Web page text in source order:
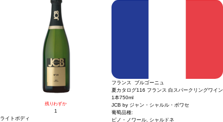
ご選択ください。 もし最短日を選択された場合は、指定
ェ・デ・ドゥモワゼル (2018)
リング 92ポイント、ワイン・アドヴォケイト 90-92ポ
ス・アワード ゴールド！
リンデ
ンと熟したレモンの繊細なアロマを示し、カシスの芽とグ
リーンカラントの含みが支える。エアレーションすると洋
ナシ、バニラ、甘いスパイスの濃いブーケが広がる。石灰
岩質のテロワールを完璧に表現している味わいは、素晴ら
しくバランスが取れている。アタックはまっすぐで、程よ
ください。 もし最短日を選択された場合は、指定日翌日の配送となります。ご了承
ください。 ・下記ワインが1本含まれています。
シャトー・オスタンス・ピカン キュヴェ・デ・ドゥモワゼル (201
ジェームス・サックリング 92ポイント、ワイン・アドヴォケイト 90-
92ポイント、ヴィノス 90ポイント、ウィメンズ・ワイン&スピリッツ・アワー
ド ダブルゴールド、ソムリエ・チョイス・アワード ゴールド！
リンデンと熟したレモンの繊細なアロマを示し、カシスの芽とグリーンカラ
ントの含みが支える。エアレーションすると洋ナシ、バニラ、甘いスパイスの濃い
ブーケが広がる。石灰岩質のテロワールを完璧に表現している味わいは、素晴らし
くバランスが取れている。アタックはまっすぐで、程よい酸味を感じ、澱といっし
ょの熟成によりテクスチャーは柔らかく、完璧な調和を与えている。石灰岩の台地
と火打石でできた粘土質土壌の典型的な塩味の後味は、10年は熟成する高いポテン
合う料理
仔牛の白身肉、ホタテ貝や魚料理、チーズなどと好相性
葡萄品種 セミヨン、ソーヴィニヨン・ブラン、ミュスカデル
残りわずか
1
ライトボディ
フランス ブルゴーニュ
夏カタログ116 フランス 白スパークリングワイン
1本750ml
JCB by ジャン・シャルル・ボワセ
葡萄品種:
ピノ・ノワール, シャルドネ